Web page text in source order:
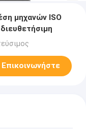
μηχανών ISO
Επικοινωνήστε